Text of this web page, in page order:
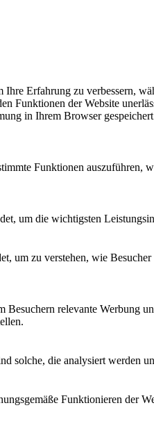
Ihre Erfahrung zu verbessern,
Funktionen der Website
in Ihrem Browser
Funktionen auszuführen,
um die wichtigsten
um zu verstehen, wie
Besuchern relevante Werbung
solche, die analysiert werden
Funktionieren der